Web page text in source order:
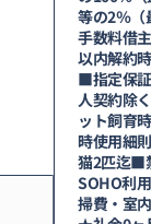
等の2％（
手数料借
以内解約
■指定保
人契約除
ット飼育
時使用細
猫2匹迄■
SOHO利
掃費・室